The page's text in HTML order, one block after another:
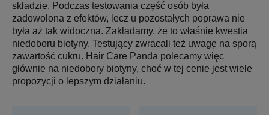
składzie. Podczas testowania część osób była
zadowolona z efektów, lecz u pozostałych poprawa nie
była aż tak widoczna. Zakładamy, że to właśnie kwestia
niedoboru biotyny. Testujący zwracali też uwagę na sporą
zawartość cukru. Hair Care Panda polecamy więc
głównie na niedobory biotyny, choć w tej cenie jest wiele
propozycji o lepszym działaniu.